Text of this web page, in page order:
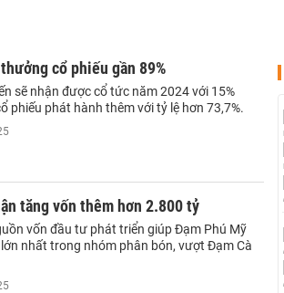
cổ phiếu gần 89%
sẽ nhận được cổ tức năm 2024 với 15%
phiếu phát hành thêm với tỷ lệ hơn 73,7%.
tăng vốn thêm hơn 2.800 tỷ
vốn đầu tư phát triển giúp Đạm Phú Mỹ
nhất trong nhóm phân bón, vượt Đạm Cà